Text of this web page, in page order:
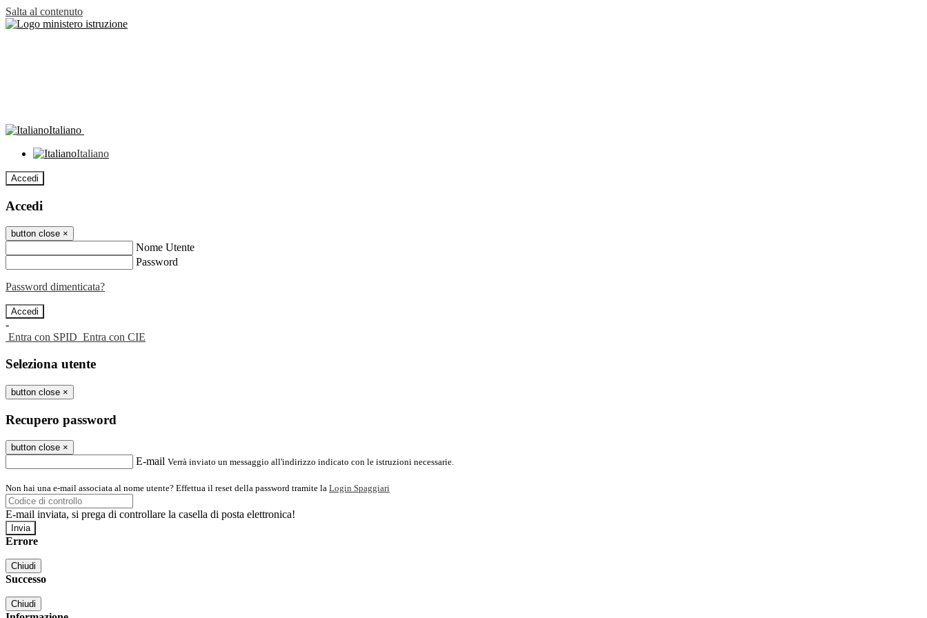
Salta al contenuto
Italiano
Italiano
Accedi
Accedi
button close ×
Nome Utente
Password
Password dimenticata?
-
Entra con SPID Entra con CIE
Seleziona utente
button close ×
Recupero password
button close ×
E-mail Verrà inviato un messaggio all'indirizzo indicato con le istruzioni necessarie.
Non hai una e-mail associata al nome utente? Effettua il reset della password tramite la Login Spaggiari
E-mail inviata, si prega di controllare la casella di posta elettronica!
Errore
Chiudi
Successo
Chiudi